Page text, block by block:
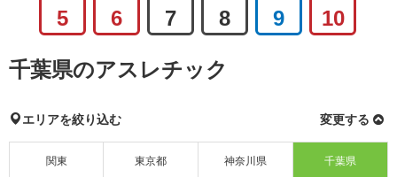
5 6 7 8 9 10
千葉県のアスレチック
エリアを絞り込む 変更する
関東 東京都 神奈川県 千葉県